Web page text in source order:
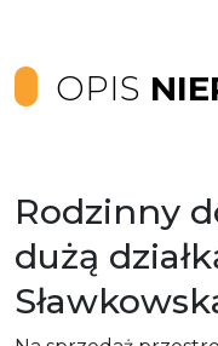
OPIS
Rodzinny
dużą